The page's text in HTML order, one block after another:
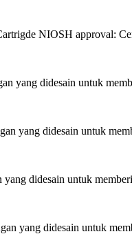
NIOSH approval:
didesain untuk
yang didesain untuk
didesain untuk
yang didesain untuk